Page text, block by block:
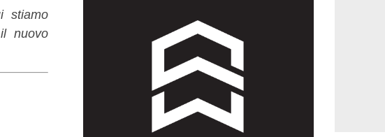
stiamo
nuovo